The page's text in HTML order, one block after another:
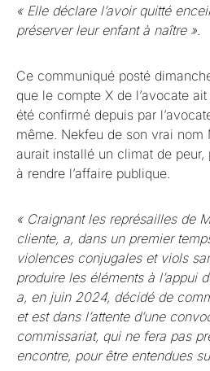
« Elle déclare l’avoir quitté
préserver leur enfant à naître »
Ce communiqué posté
que le compte X de l’avocate
été confirmé depuis par
même. Nekfeu de son vrai nom
aurait installé un climat de
à rendre l’affaire publique.
« Craignant les représailles de
cliente, a, dans un premier
violences conjugales et viols
produire les éléments à l’appui
a, en juin 2024, décidé de
et est dans l’attente d’une
commissariat, qui ne fera pas
encontre, pour être entendues